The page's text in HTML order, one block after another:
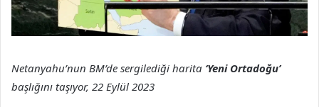
Netanyahu’nun BM’de sergilediği harita ‘Yeni Ortadoğu’
başlığını taşıyor, 22 Eylül 2023